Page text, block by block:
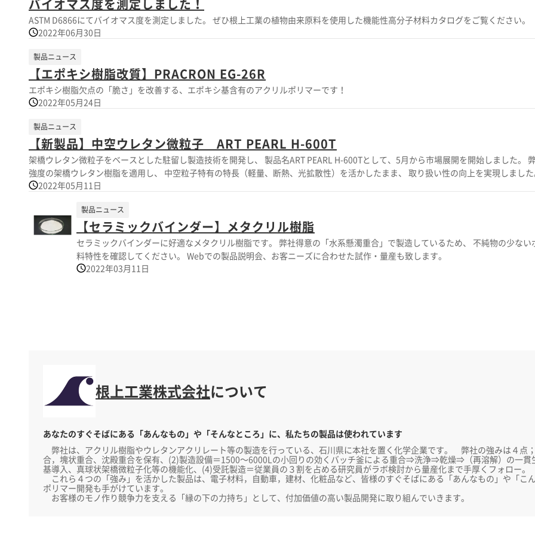
バイオマス度を測定しました！
ASTM D6866にてバイオマス度を測定しました。 ぜひ根上工業の植物由来原料を使用した機能性高分子材料カタログをご覧ください。
2022年06月30日
【エポキシ樹脂改質】PRACRON EG-26R
製品ニュース
エポキシ樹脂欠点の「脆さ」を改善する、エポキシ基含有のアクリルポリマーです！
2022年05月24日
【新製品】中空ウレタン微粒子 ART PEARL H-600T
製品ニュース
架橋ウレタン微粒子をベースとした駐留し製造技術を開発し、 製品名ART PEARL H-600Tとして、5月から市場展開を開始しました。 弊社は、独自の重合法を駆使して、 シェル材料(殻)に高靭性・高
強度の架橋ウレタン樹脂を適用し、 中空粒子特有の特長（軽量、断熱、光拡散性）を活かしたまま、 取り扱い性の向上を実現しました。 無償サンプルを準備しております。 お気軽にお問い合わ
ださい。
2022年05月11日
【セラミックバインダー】メタクリル樹脂
製品ニュース
セラミックバインダーに好適なメタクリル樹脂です。 弊社得意の「水系懸濁重合」で製造しているため、 不純物の少ないポリマーとなっています。 ぜひカタログをダウンロードして材
料特性を確認してください。 Webでの製品説明会、お客ニーズに合わせた試作・量産も致します。
2022年03月11日
根上工業株式会社について
あなたのすぐそばにある「あんなもの」や「そんなところ」に、私たちの製品は使われています
弊社は、アクリル樹脂やウレタンアクリレート等の製造を行っている、石川県に本社を置く化学企業です。 弊社の強みは４点
合，塊状重合、沈殿重合を保有、(2)製造設備＝1500～6000Lの小回りの効くバッチ釜による重合⇒洗浄⇒乾燥⇒（再溶解）の一
基導入、真球状架橋微粒子化等の機能化、(4)受託製造＝従業員の３割を占める研究員がラボ検討から量産化まで手厚くフォロー。
これら４つの「強み」を活かした製品は、電子材料，自動車，建材、化粧品など、皆様のすぐそばにある「あんなもの」や「
ポリマー開発も手がけています。
お客様のモノ作り競争力を支える「縁の下の力持ち」として、付加価値の高い製品開発に取り組んでいきます。